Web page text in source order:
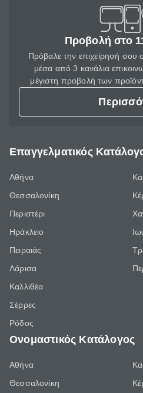
Προβολή στο
Πρόβαλε την επιχείρησή
μέσα από 3 κανάλια
μέγιστη προβολή των
Επαγγελματικός
Αθήνα
Θεσσαλονίκη
Περιστέρι
Ηράκλειο
Πειραιάς
Λάρισα
Καλλιθέα
Σέρρες
Ρόδος
Ονομαστικός Κατάλογος
Αθήνα
Θεσσαλονίκη